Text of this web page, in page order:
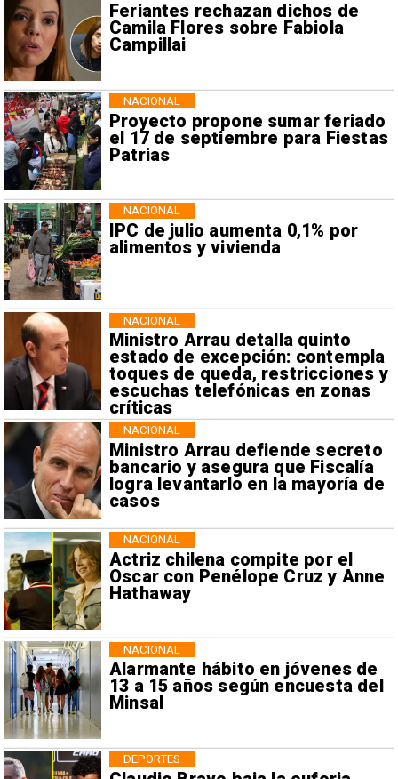
Feriantes rechazan dichos de
Camila Flores sobre Fabiola
Campillai
Proyecto propone sumar feriado
el 17 de septiembre para Fiestas
Patrias
NACIONAL
IPC de julio aumenta 0,1% por
alimentos y vivienda
NACIONAL
Ministro Arrau detalla quinto
estado de excepción: contempla
toques de queda, restricciones y
escuchas telefónicas en zonas
críticas
NACIONAL
Ministro Arrau defiende secreto
bancario y asegura que Fiscalía
logra levantarlo en la mayoría de
casos
NACIONAL
Actriz chilena compite por el
Oscar con Penélope Cruz y Anne
Hathaway
NACIONAL
Alarmante hábito en jóvenes de
13 a 15 años según encuesta del
Minsal
NACIONAL
DEPORTES